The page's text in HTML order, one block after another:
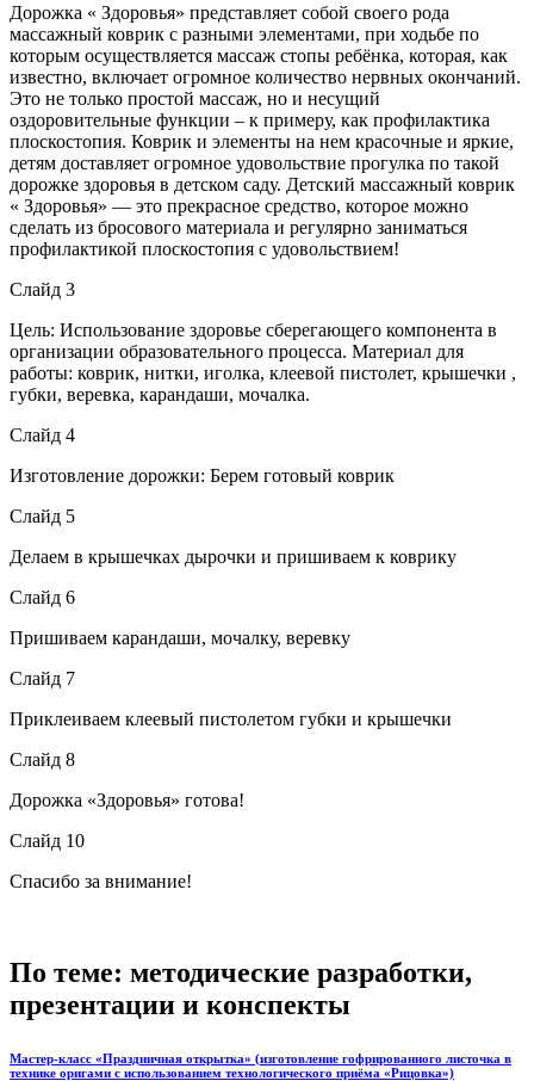
Дорожка « Здоровья» представляет собой своего рода
массажный коврик с разными элементами, при ходьбе по
которым осуществляется массаж стопы ребёнка, которая, как
известно, включает огромное количество нервных окончаний.
Это не только простой массаж, но и несущий
оздоровительные функции – к примеру, как профилактика
плоскостопия. Коврик и элементы на нем красочные и яркие,
детям доставляет огромное удовольствие прогулка по такой
дорожке здоровья в детском саду. Детский массажный коврик
« Здоровья» — это прекрасное средство, которое можно
сделать из бросового материала и регулярно заниматься
профилактикой плоскостопия с удовольствием!
Слайд 3
Цель: Использование здоровье сберегающего компонента в
организации образовательного процесса. Материал для
работы: коврик, нитки, иголка, клеевой пистолет, крышечки ,
губки, веревка, карандаши, мочалка.
Слайд 4
Изготовление дорожки: Берем готовый коврик
Слайд 5
Делаем в крышечках дырочки и пришиваем к коврику
Слайд 6
Пришиваем карандаши, мочалку, веревку
Слайд 7
Приклеиваем клеевый пистолетом губки и крышечки
Слайд 8
Дорожка «Здоровья» готова!
Слайд 10
Спасибо за внимание!
По теме: методические разработки,
презентации и конспекты
Мастер-класс «Праздничная открытка» (изготовление гофрированного листочка в
технике оригами с использованием технологического приёма «Рицовка»)